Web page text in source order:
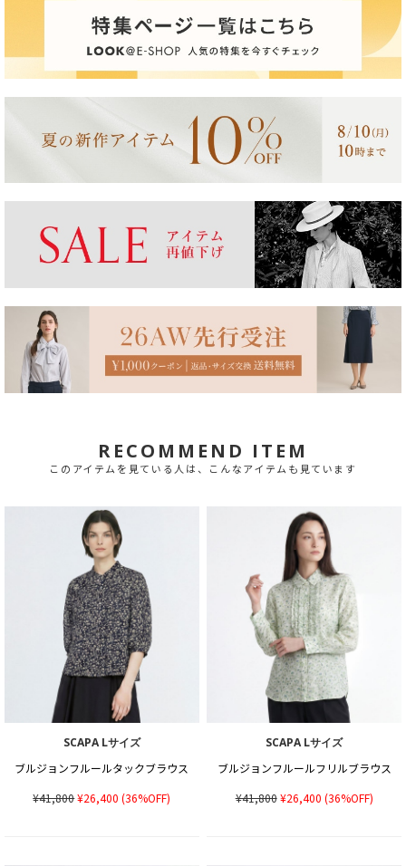
RECOMMEND ITEM
このアイテムを見ている人は、こんなアイテムも見ています
SCAPA Lサイズ
ブルジョンフルールタックブラウス
¥41,800¥26,400 (36%OFF)
SCAPA Lサイズ
ブルジョンフルールフリルブラウス
¥41,800¥26,400 (36%OFF)